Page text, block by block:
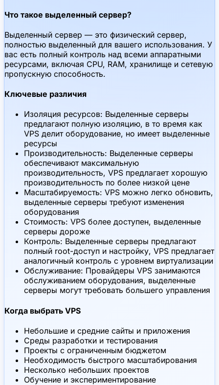
Что такое выделенный сервер?
Выделенный сервер — это физический сервер,
полностью выделенный для вашего использования. У
вас есть полный контроль над всеми аппаратными
ресурсами, включая CPU, RAM, хранилище и сетевую
пропускную способность.
Ключевые различия
Изоляция ресурсов: Выделенные серверы
предлагают полную изоляцию, в то время как
VPS делит оборудование, но имеет выделенные
ресурсы
Производительность: Выделенные серверы
обеспечивают максимальную
производительность, VPS предлагает хорошую
производительность по более низкой цене
Масштабируемость: VPS можно легко обновить,
выделенные серверы требуют изменения
оборудования
Стоимость: VPS более доступен, выделенные
серверы дороже
Контроль: Выделенные серверы предлагают
полный root-доступ и настройку, VPS предлагает
аналогичный контроль с уровнем виртуализации
Обслуживание: Провайдеры VPS занимаются
обслуживанием оборудования, выделенные
серверы могут требовать большего управления
Когда выбрать VPS
Небольшие и средние сайты и приложения
Среды разработки и тестирования
Проекты с ограниченным бюджетом
Необходимость быстрого масштабирования
Несколько небольших проектов
Обучение и экспериментирование